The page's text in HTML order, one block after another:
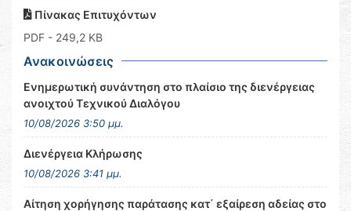
Πίνακας Επιτυχόντων
PDF - 249,2 KB
Ανακοινώσεις
Ενημερωτική συνάντηση στο πλαίσιο της διενέργειας
ανοιχτού Τεχνικού Διαλόγου
10/08/2026 3:50 μμ.
Διενέργεια Κλήρωσης
10/08/2026 3:41 μμ.
Αίτηση χορήγησης παράτασης κατ΄ εξαίρεση αδείας στο